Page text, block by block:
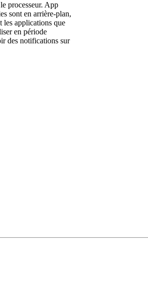
processeur. App
sont en arrière-plan,
les applications que
en période
des notifications sur